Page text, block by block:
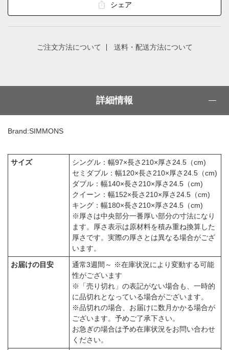
シェア
ご注文方法について 送料・配送方法について
詳細情報
Brand:SIMMONS
サイズ
シングル：幅97×長さ210×厚さ24.5（cm)
セミダブル：幅120×長さ210×厚さ24.5（cm)
ダブル：幅140×長さ210×厚さ24.5（cm)
クイーン：幅152×長さ210×厚さ24.5（cm)
キング：幅180×長さ210×厚さ24.5（cm)
※厚さは中央部分一番厚い部分の寸法になり
ます。厚さ表示は原材料を積み重ね換算した
厚さです。実際の厚さとは異なる場合がござ
います。
お届けの目安
通常3週間～ ※在庫状況により変動する可能
性がございます
※「売り切れ」の表記がない場合も、一時的
に品切れとなっている場合がございます。
※品切れの場合、お届けに数月かかる場合が
ございます。予めご了承下さい。
お急ぎの場合は予め在庫状況をお問い合わせ
ください。